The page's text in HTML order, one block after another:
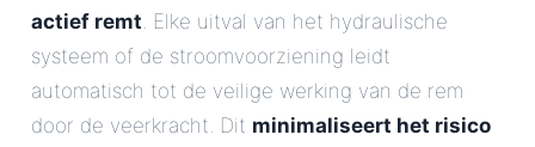
actief remt. Elke uitval van het hydraulische
systeem of de stroomvoorziening leidt
automatisch tot de veilige werking van de rem
door de veerkracht. Dit minimaliseert het risico